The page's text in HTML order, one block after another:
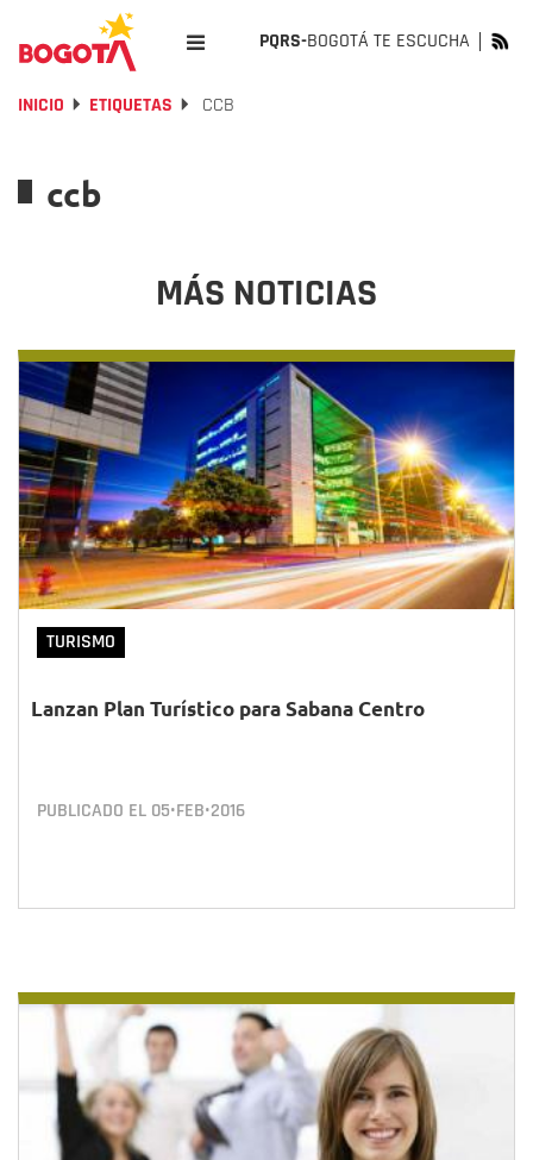
PQRS-BOGOTÁ TE ESCUCHA
INICIO ETIQUETAS CCB
ccb
MÁS NOTICIAS
TURISMO
Lanzan Plan Turístico para Sabana Centro
PUBLICADO EL 05•FEB•2016